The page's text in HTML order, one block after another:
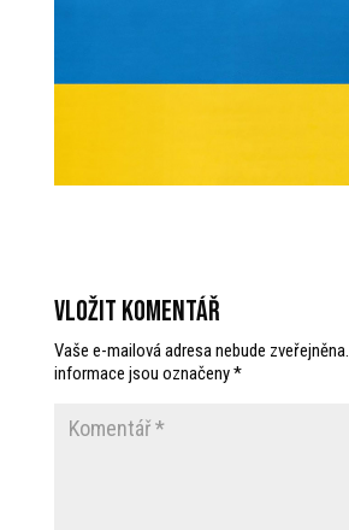
Vložit komentář
Vaše e-mailová adresa nebude zveřejněna.
informace jsou označeny*